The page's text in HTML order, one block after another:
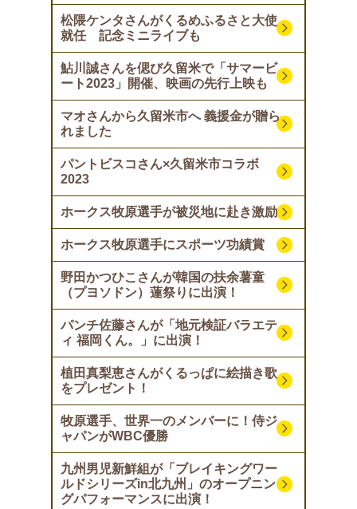
松隈ケンタさんがくるめふるさと大使
就任 記念ミニライブも
鮎川誠さんを偲び久留米で「サマービ
ート2023」開催、映画の先行上映も
マオさんから久留米市へ 義援金が贈ら
れました
パントビスコさん×久留米市コラボ
2023
ホークス牧原選手が被災地に赴き激励
ホークス牧原選手にスポーツ功績賞
野田かつひこさんが韓国の扶余薯童
（プヨソドン）蓮祭りに出演！
パンチ佐藤さんが「地元検証バラエテ
ィ 福岡くん。」に出演！
植田真梨恵さんがくるっぱに絵描き歌
をプレゼント！
牧原選手、世界一のメンバーに！侍ジ
ャパンがWBC優勝
九州男児新鮮組が「ブレイキングワー
ルドシリーズin北九州」のオープニン
グパフォーマンスに出演！